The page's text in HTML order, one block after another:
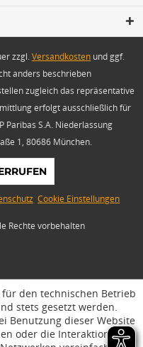
zzgl.Versandkosten und ggf.
anders beschrieben
zugleich das repräsentative
erfolgt ausschließlich für
Paribas S.A. Niederlassung
1, 80686 München.
Cookie Einstellungen
Rechte vorbehalten
für den technischen Betrieb
stets gesetzt werden.
Benutzung dieser Website
oder die Interaktion mit